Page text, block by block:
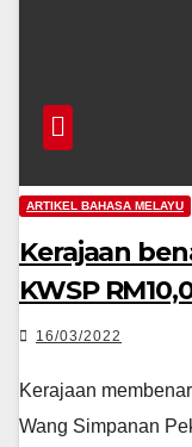
ARTIKEL BAHASA MELAYU
Kerajaan
KWSP
16/03/2022
Kerajaan
Wang Simpanan